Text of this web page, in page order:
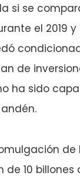
si se
el 2019
de
ha sido
10